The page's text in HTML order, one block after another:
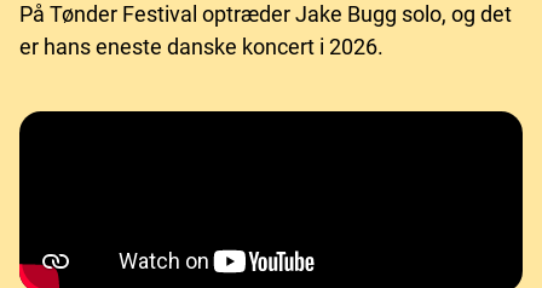
På Tønder Festival optræder Jake Bugg solo, og det
er hans eneste danske koncert i 2026.